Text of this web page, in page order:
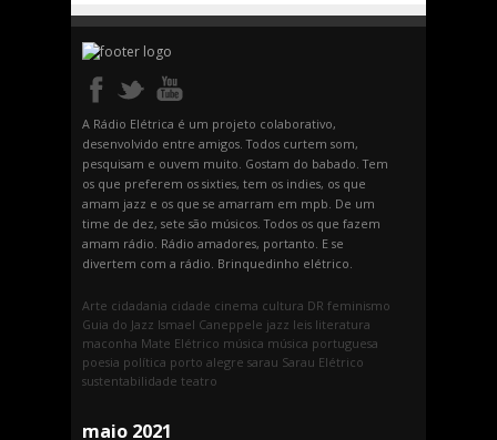
A Rádio Elétrica é um projeto colaborativo,
desenvolvido entre amigos. Todos curtem som,
pesquisam e ouvem muito. Gostam do babado. Tem
os que preferem os sixties, tem os indies, os que
amam jazz e os que se amarram em mpb. De um
time de dez, sete são músicos. Todos os que fazem
amam rádio. Rádio amadores, portanto. E se
divertem com a rádio. Brinquedinho elétrico.
Arte cidadania cidade cinema cultura DR feminismo
Guia do Jazz Ismael Caneppele jazz leis literatura
maconha Mate Elétrico música música portuguesa
poesia política porto alegre sarau Sarau Elétrico
sustentabilidade teatro
maio 2021